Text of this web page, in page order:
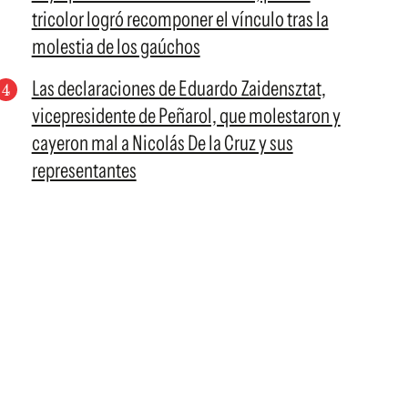
tricolor logró recomponer el vínculo tras la
molestia de los gaúchos
Las declaraciones de Eduardo Zaidensztat,
vicepresidente de Peñarol, que molestaron y
cayeron mal a Nicolás De la Cruz y sus
representantes